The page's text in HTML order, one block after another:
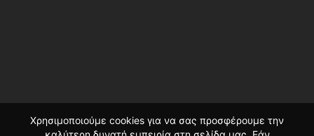
Χρησιμοποιούμε cookies για να σας προσφέρουμε την